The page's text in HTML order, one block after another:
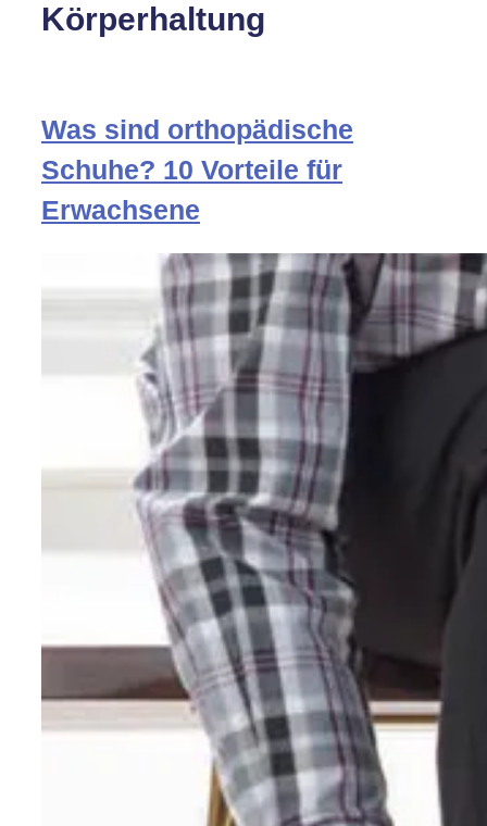
Körperhaltung
Was sind orthopädische
Schuhe? 10 Vorteile für
Erwachsene